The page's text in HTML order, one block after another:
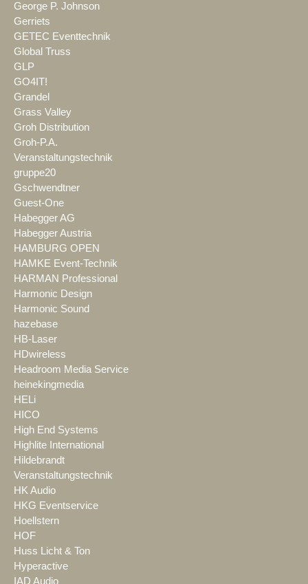
George P. Johnson
Gerriets
GETEC Eventtechnik
Global Truss
GLP
GO4IT!
Grandel
Grass Valley
Groh Distribution
Groh-P.A.
Veranstaltungstechnik
gruppe20
Gschwendtner
Guest-One
Habegger AG
Habegger Austria
HAMBURG OPEN
HAMKE Event-Technik
HARMAN Professional
Harmonic Design
Harmonic Sound
hazebase
HB-Laser
HDwireless
Headroom Media Service
heinekingmedia
HELi
HICO
High End Systems
Highlite International
Hildebrandt
Veranstaltungstechnik
HK Audio
HKG Eventservice
Hoellstern
HOF
Huss Licht & Ton
Hyperactive
IAD Audio